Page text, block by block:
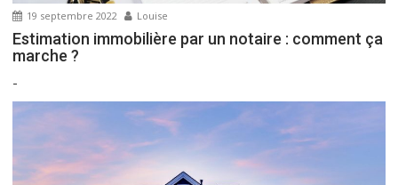
i
c
l
e
19 septembre 2022 Louise
Estimation immobilière par un notaire : comment ça
marche ?
-